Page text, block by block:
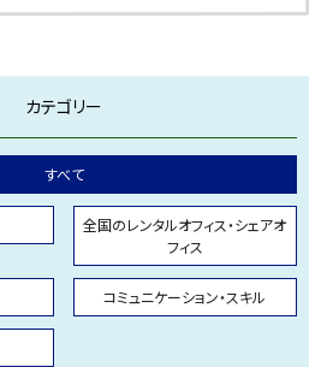
カテゴリー
すべて
全国のレンタルオフィス・シェアオ
フィス
コミュニケーション・スキル